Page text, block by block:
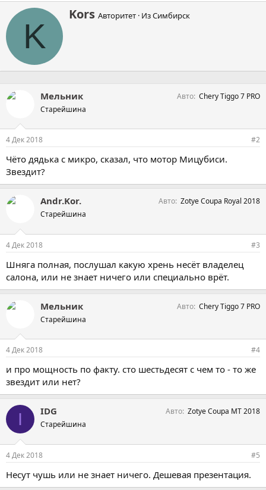
K
А
вKors Авторитет · ИзСимбирск
Мельник
Старейшина
Авто Chery Tiggo 7 PRO
4 Дек 2018 #2
Чёто дядька с микро, сказал, что мотор Мицубиси.
Звездит?
Andr.Kor.
Старейшина
Авто Zotye Coupa Royal 2018
4 Дек 2018 #3
Шняга полная, послушал какую хрень несёт владелец
салона, или не знает ничего или специально врёт.
Мельник
Старейшина
Авто Chery Tiggo 7 PRO
4 Дек 2018 #4
и про мощность по факту. сто шестьдесят с чем то - то же
звездит или нет?
I IDG
Старейшина
Авто Zotye Coupa MT 2018
4 Дек 2018 #5
Несут чушь или не знает ничего. Дешевая презентация.